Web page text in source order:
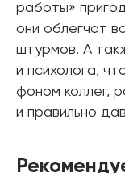
работы»
они облегчат
штурмов. А
и психолога,
фоном коллег,
и правильно